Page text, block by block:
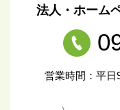
法人・ホーム
営業時間：平日